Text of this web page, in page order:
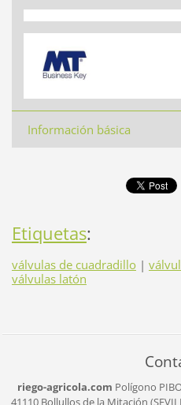
Información básica
Etiquetas:
válvulas de cuadradillo |
válvulas latón
riego-agricola.com Polígono
41110 Bollullos de la Mitación